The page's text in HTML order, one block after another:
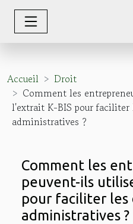
Accueil
Droit
Comment les
l'extrait K-BIS pour faciliter
administratives ?
Comment les
peuvent-ils
pour faciliter les
administratives ?